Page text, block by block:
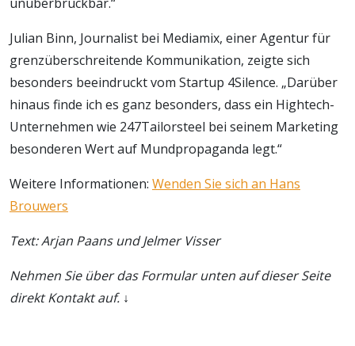
Julian Binn, Journalist bei Mediamix, einer Agentur für
grenzüberschreitende Kommunikation, zeigte sich
besonders beeindruckt vom Startup 4Silence. „Darüber
hinaus finde ich es ganz besonders, dass ein Hightech-
Unternehmen wie 247Tailorsteel bei seinem Marketing
besonderen Wert auf Mundpropaganda legt.“
Weitere Informationen: Wenden Sie sich an Hans
Brouwers
Text: Arjan Paans und Jelmer Visser
Nehmen Sie über das Formular unten auf dieser Seite
direkt Kontakt auf. ↓